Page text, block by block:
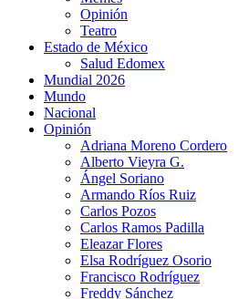
Opinión
Teatro
Estado de México
Salud Edomex
Mundial 2026
Mundo
Nacional
Opinión
Adriana Moreno Cordero
Alberto Vieyra G.
Ángel Soriano
Armando Ríos Ruiz
Carlos Pozos
Carlos Ramos Padilla
Eleazar Flores
Elsa Rodríguez Osorio
Francisco Rodríguez
Freddy Sánchez